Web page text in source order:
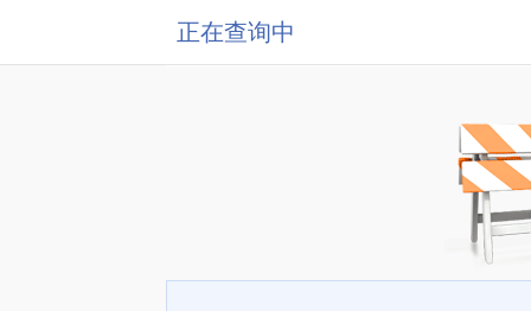
正在查询中